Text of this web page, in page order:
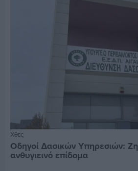
Χθες
Οδηγοί Δασικών Υπηρεσιών:
ανθυγιεινό επίδομα